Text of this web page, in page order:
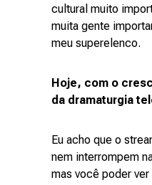
cultural muito
muita gente
meu superelenco.
Hoje, com o
da dramaturgia
Eu acho que o
nem interrompem
mas você poder